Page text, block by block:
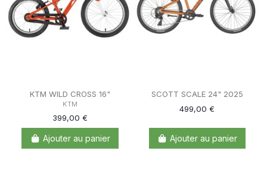
KTM WILD CROSS 16"
KTM
399,00 €
Ajouter au panier
SCOTT SCALE 24" 2025
499,00 €
Ajouter au panier